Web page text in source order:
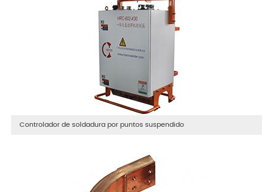
Controlador de soldadura por puntos suspendido